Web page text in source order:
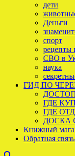
дети
Деньги
спорт
рецепты
СВО в
наука
ГИД ПО
ГДЕ
ГДЕ
ДОСКА
Книжный
Обратная связь